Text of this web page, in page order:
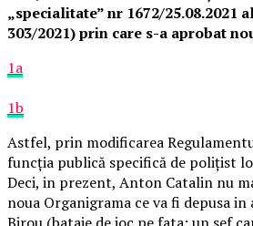
„specialitate” nr 1672/
303/2021) prin care s-a aprobat
1a
1b
Astfel, prin modificarea
funcția publică specifică de polițist
Deci, in prezent, Anton Catalin nu
noua Organigrama ce va fi depusa